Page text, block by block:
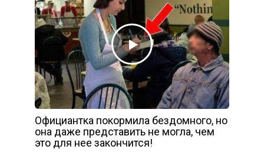
Официантка покормила бездомного, но
она даже представить не могла, чем
это для нее закончится!